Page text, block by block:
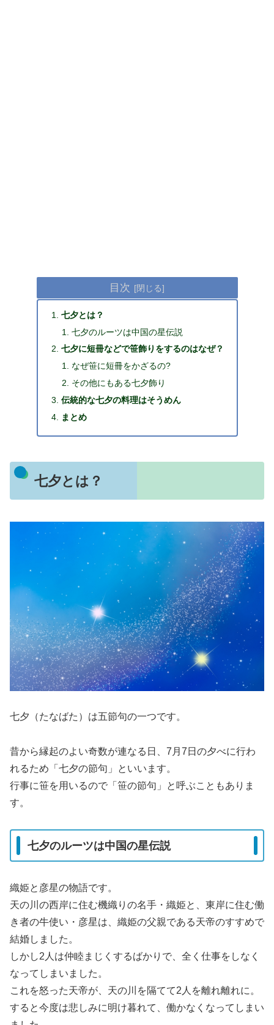
目次
七夕とは？
七夕のルーツは中国の星伝説
七夕に短冊などで笹飾りをするのはなぜ？
なぜ笹に短冊をかざるの?
その他にもある七夕飾り
伝統的な七夕の料理はそうめん
まとめ
七夕とは？
七夕（たなばた）は五節句の一つです。
昔から縁起のよい奇数が連なる日、7月7日の夕べに行わ
れるため「七夕の節句」といいます。
行事に笹を用いるので「笹の節句」と呼ぶこともありま
す。
七夕のルーツは中国の星伝説
織姫と彦星の物語です。
天の川の西岸に住む機織りの名手・織姫と、東岸に住む働
き者の牛使い・彦星は、織姫の父親である天帝のすすめで
結婚しました。
しかし2人は仲睦まじくするばかりで、全く仕事をしなく
なってしまいました。
これを怒った天帝が、天の川を隔てて2人を離れ離れに。
すると今度は悲しみに明け暮れて、働かなくなってしまい